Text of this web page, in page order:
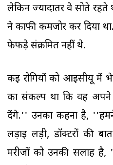
लेकिन ज्यादातर वे सोते
ने काफी कमजोर कर दिया
फेफड़े संक्रमित नहीं थे.
कई रोगियों को आइसीयू में
का संकल्प था कि वह अपने
देंगे.'' उनका कहना है,
लड़ाई लड़ी, डॉक्टरों की
मरीजों को उनकी सलाह